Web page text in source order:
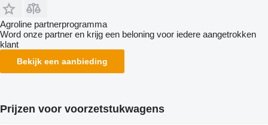
Agroline partnerprogramma
Word onze partner en krijg een beloning voor iedere aangetrokken
klant
Bekijk een aanbieding
Prijzen voor voorzetstukwagens